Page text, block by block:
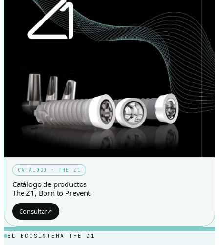
CATÁLOGO · THE Z1
Catálogo de productos
The Z1, Born to Prevent
Consultar↗
EL ECOSISTEMA THE Z1